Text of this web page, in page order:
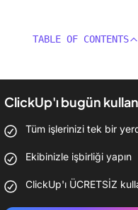
TABLE OF CONTENTS
ClickUp'ı bugün
Tüm işlerinizi tek bir
Ekibinizle işbirliği yapın
ClickUp'ı ÜCRETSİZ